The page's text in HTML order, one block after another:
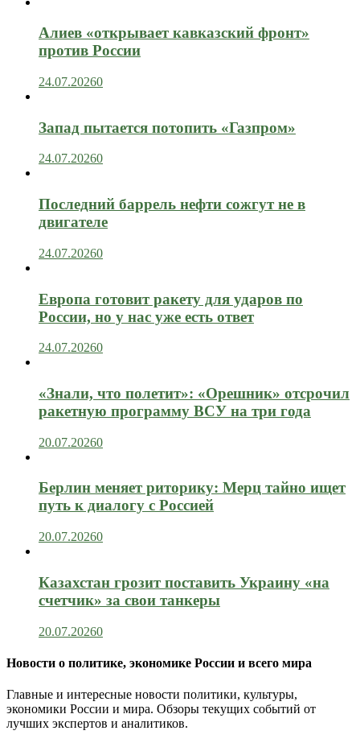
Алиев «открывает кавказский фронт»
против России
24.07.20260
Запад пытается потопить «Газпром»
24.07.20260
Последний баррель нефти сожгут не в
двигателе
24.07.20260
Европа готовит ракету для ударов по
России, но у нас уже есть ответ
24.07.20260
«Знали, что полетит»: «Орешник» отсрочил
ракетную программу ВСУ на три года
20.07.20260
Берлин меняет риторику: Мерц тайно ищет
путь к диалогу с Россией
20.07.20260
Казахстан грозит поставить Украину «на
счетчик» за свои танкеры
20.07.20260
Новости о политике, экономике России и всего мира
Главные и интересные новости политики, культуры,
экономики России и мира. Обзоры текущих событий от
лучших экспертов и аналитиков.